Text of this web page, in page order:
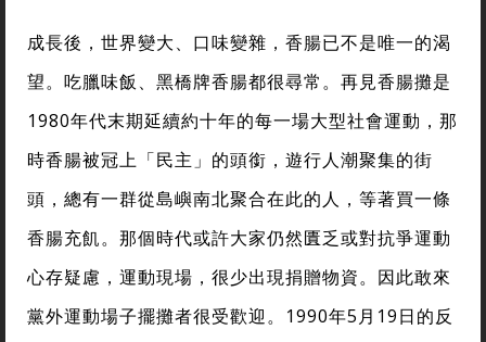
成長後，世界變大、口味變雜，香腸已不是唯一的渴
望。吃臘味飯、黑橋牌香腸都很尋常。再見香腸攤是
1980年代末期延續約十年的每一場大型社會運動，那
時香腸被冠上「民主」的頭銜，遊行人潮聚集的街
頭，總有一群從島嶼南北聚合在此的人，等著買一條
香腸充飢。那個時代或許大家仍然匱乏或對抗爭運動
心存疑慮，運動現場，很少出現捐贈物資。因此敢來
黨外運動場子擺攤者很受歡迎。1990年5月19日的反